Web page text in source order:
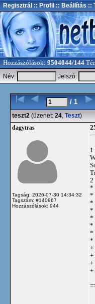
Regisztrál :: Profil :: Beállítás ::
Hozzászólások: 9504044/144
Név:
Jelszó:
/ 1
teszt2 (üzenet: 24, Teszt)
dagytras
Tagság: 2026-07-30 14:34:32
Tagszám: #140967
Hozzászólások: 944
1
2
*
*
*
*
*
*
*
*
+
+
+
+